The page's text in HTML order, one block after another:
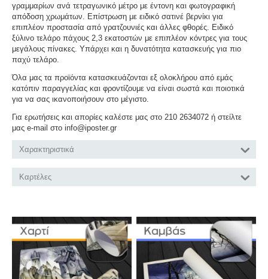
γραμμαρίων ανά τετραγωνικό μέτρο με έντονη και φωτογραφική
απόδοση χρωμάτων. Επίστρωση με ειδικό σατινέ βερνίκι για
επιπλέον προστασία από γρατζουνιές και άλλες φθορές. Ειδικό
ξύλινο τελάρο πάχους 2,3 εκατοστών με επιπλέον κόντρες για τους
μεγάλους πίνακες. Υπάρχει και η δυνατότητα κατασκευής για πιο
παχύ τελάρο.
Όλα μας τα προϊόντα κατασκευάζονται εξ ολοκλήρου από εμάς
κατόπιν παραγγελίας και φροντίζουμε να είναι σωστά και ποιοτικά
για να σας ικανοποιήσουν στο μέγιστο.
Για ερωτήσεις και απορίες καλέστε μας στο 210 2634072 ή στείλτε
μας e-mail στο info@iposter.gr
Χαρακτηριστικά
Καρτέλες